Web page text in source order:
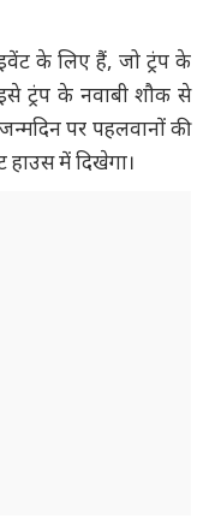
के लिए हैं, जो ट्रंप के
ट्रंप के नवाबी शौक से
पर पहलवानों की
हाउस में दिखेगा।